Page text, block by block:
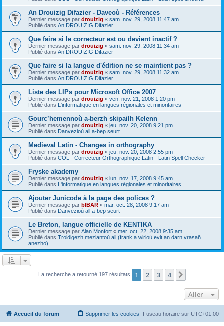
An Drouizig Difazier - Daveoù - Références
Dernier message par drouizig « sam. nov. 29, 2008 11:47 am
Publié dans An DROUIZIG Difazier
Que faire si le correcteur est ou devient inactif ?
Dernier message par drouizig « sam. nov. 29, 2008 11:34 am
Publié dans An DROUIZIG Difazier
Que faire si la langue d'édition ne se maintient pas ?
Dernier message par drouizig « sam. nov. 29, 2008 11:32 am
Publié dans An DROUIZIG Difazier
Liste des LIPs pour Microsoft Office 2007
Dernier message par drouizig « ven. nov. 21, 2008 1:20 pm
Publié dans L'informatique en langues régionales et minoritaires
Gourc’hemennoù a-berzh skipailh Kelenn
Dernier message par drouizig « jeu. nov. 20, 2008 9:21 pm
Publié dans Danvezioù all a-bep seurt
Medieval Latin - Changes in orthography
Dernier message par drouizig « jeu. nov. 20, 2008 2:55 pm
Publié dans COL - Correcteur Orthographique Latin - Latin Spell Checker
Fryske akademy
Dernier message par drouizig « lun. nov. 17, 2008 9:45 am
Publié dans L'informatique en langues régionales et minoritaires
Ajouter Junicode à la page des polices ?
Dernier message par bIBAR « mar. oct. 28, 2008 9:17 am
Publié dans Danvezioù all a-bep seurt
Le Breton, langue officielle de KENTIKA
Dernier message par Alan Monfort « mer. oct. 22, 2008 9:35 am
Publié dans Troidigezh meziantoù all (frank a wirioù evit an darn vrasañ
anezho)
La recherche a retourné 197 résultats 1 2 3 4
Aller
Accueil du forum Fuseau horaire sur UTC+01:00
Supprimer les cookies